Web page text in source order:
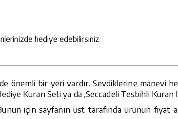
hediye edebilirsiniz
önemli bir yeri vardır. Sevdiklerine manevi
Kuran Seti ya da ,Seccadeli Tesbihli
için sayfanın üst tarafında ürünün fiyat